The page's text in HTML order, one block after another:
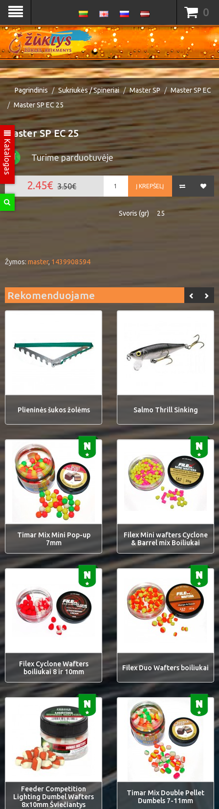
Katalogas
0
Pagrindinis Sukriukės / Spineriai Master SP
Master SP EC
Master SP EC 25
Master SP EC 25
Turime parduotuvėje
Į KREPŠELĮ
2.45€ 3.50€
Svoris (gr) 25
Žymos: master, 1439908594
Rekomenduojame
Plieninės šukos žolėms Salmo Thrill Sinking
Timar Mix Mini Pop-up
7mm
Filex Mini wafters Cyclone
& Barrel mix Boiliukai
Filex Cyclone Wafters
boiliukai 8 ir 10mm
Filex Duo Wafters boiliukai
Feeder Competition
Lighting Dumbel Wafters
8x10mm Šviečiantys
Timar Mix Double Pellet
Dumbels 7-11mm